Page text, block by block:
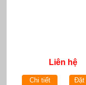
Liên hệ
Chi tiết Đặt